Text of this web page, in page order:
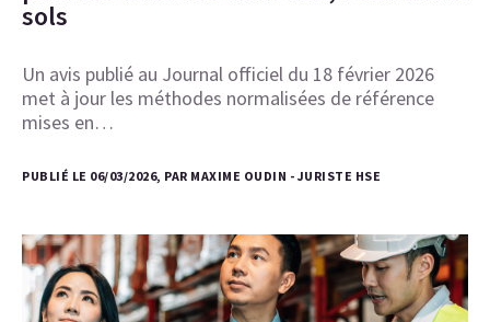
sols
Un avis publié au Journal officiel du 18 février 2026
met à jour les méthodes normalisées de référence
mises en…
PUBLIÉ LE 06/03/2026, PAR MAXIME OUDIN - JURISTE HSE